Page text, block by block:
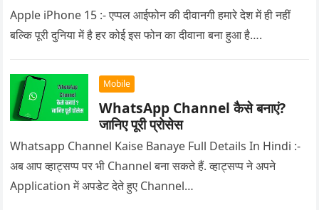
Apple iPhone 15 :- एप्पल आईफोन की दीवानगी हमारे देश में ही नहीं
बल्कि पूरी दुनिया में है हर कोई इस फोन का दीवाना बना हुआ है….
Mobile
WhatsApp Channel कैसे बनाएं?
जानिए पूरी प्रोसेस
Whatsapp Channel Kaise Banaye Full Details In Hindi :-
अब आप व्हाट्सप्प पर भी Channel बना सकते हैं. व्हाट्सप्प ने अपने
Application में अपडेट देते हुए Channel…